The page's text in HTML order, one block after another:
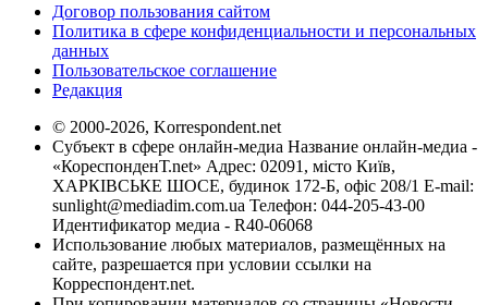
Договор пользования сайтом
Политика в сфере конфиденциальности и персональных
данных
Пользовательское соглашение
Редакция
© 2000-2026, Korrespondent.net
Субъект в сфере онлайн-медиа Название онлайн-медиа -
«КореспонденТ.net» Адрес: 02091, місто Київ,
ХАРКІВСЬКЕ ШОСЕ, будинок 172-Б, офіс 208/1 E-mail:
sunlight@mediadim.com.ua Телефон: 044-205-43-00
Идентификатор медиа - R40-06068
Использование любых материалов, размещённых на
сайте, разрешается при условии ссылки на
Корреспондент.net.